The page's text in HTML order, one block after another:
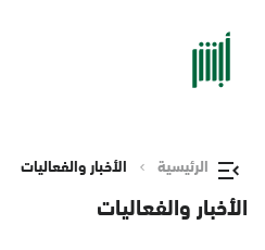
الرئيسية الأخبار والفعاليات
الأخبار والفعاليات